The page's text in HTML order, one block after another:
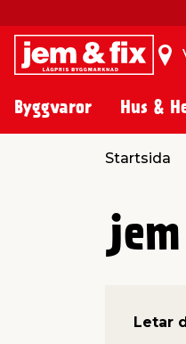
Byggvaror Hus &
Startsida
Letar